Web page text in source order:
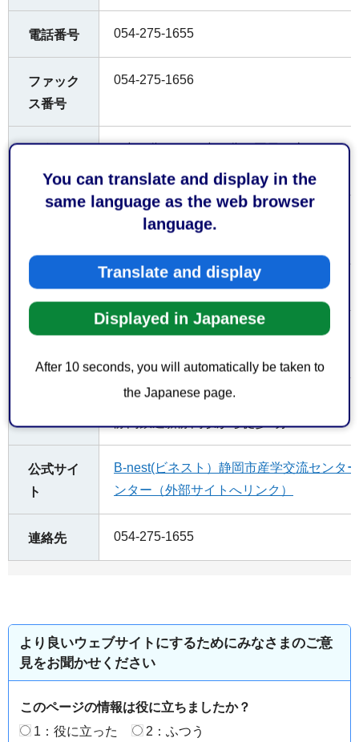
You can translate and display in the
same language as the web browser
language.
Translate and display
Displayed in Japanese
After 10 seconds, you will automatically be taken to
the Japanese page.
電話番号 054-275-1655
ファック
ス番号
054-275-1656
館時間
9時30分から22時00分（平日・土）
日曜日、祝日、年末年始
料金 会議室による
駐車場
なし
JR静岡駅から徒歩5分
静岡鉄道新静岡駅から徒歩1分
公式サイ
ト
B-nest(ビネスト）静岡市産学交流センタ
ンター（外部サイトへリンク）
連絡先 054-275-1655
より良いウェブサイトにするためにみなさまのご意
見をお聞かせください
このページの情報は役に立ちましたか？
1：役に立った
2：ふつう